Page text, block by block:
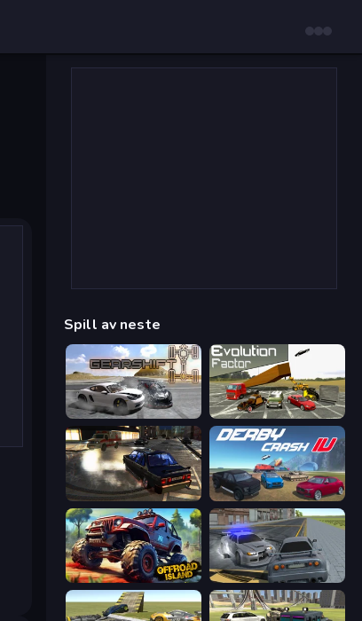
Spill av neste
Gearshift One Evolution Factor
City Classic Car Driving: 131 Derby Crash 4
Offroad Island RCC City Racing